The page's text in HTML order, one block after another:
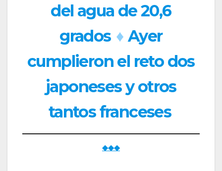
del agua de 20,6
grados ♦ Ayer
cumplieron el reto dos
japoneses y otros
tantos franceses
◆◆◆